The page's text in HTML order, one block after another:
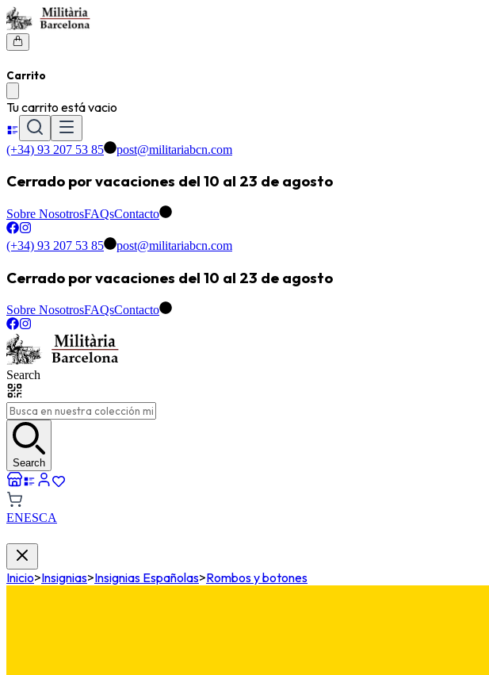
Carrito
Tu carrito está vacio
(+34) 93 207 53 85 post@militariabcn.com
Cerrado por vacaciones del 10 al 23 de agosto
Sobre NosotrosFAQsContacto
(+34) 93 207 53 85 post@militariabcn.com
Cerrado por vacaciones del 10 al 23 de agosto
Sobre NosotrosFAQsContacto
Search
Search
ENESCA
Inicio>Insignias>Insignias Españolas>Rombos y botones